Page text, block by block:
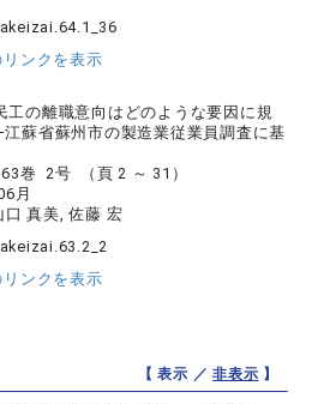
ンクを表示
工の離職意向はどのような要因に規
蘇省蘇州市の製造業従業員調査に基
巻 2号 （頁 2 ～ 31）
月
口 真美, 佐藤 宏
ンクを表示
【 表示 ／非表示 】